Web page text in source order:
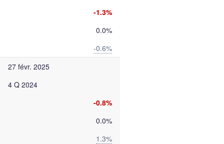
-1.3%
0.0%
-0.6%
27 févr. 2025
4 Q 2024
-0.8%
0.0%
1.3%